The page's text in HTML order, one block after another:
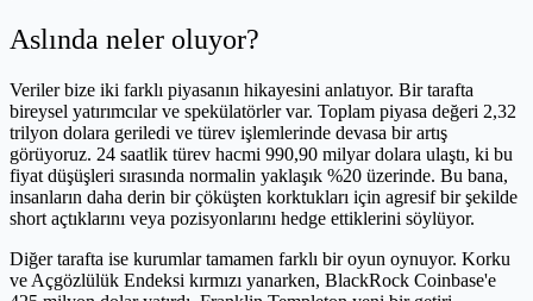
Aslında neler oluyor?
Veriler bize iki farklı piyasanın hikayesini anlatıyor. Bir tarafta
bireysel yatırımcılar ve spekülatörler var. Toplam piyasa değeri 2,32
trilyon dolara geriledi ve türev işlemlerinde devasa bir artış
görüyoruz. 24 saatlik türev hacmi 990,90 milyar dolara ulaştı, ki bu
fiyat düşüşleri sırasında normalin yaklaşık %20 üzerinde. Bu bana,
insanların daha derin bir çöküşten korktukları için agresif bir şekilde
short açtıklarını veya pozisyonlarını hedge ettiklerini söylüyor.
Diğer tarafta ise kurumlar tamamen farklı bir oyun oynuyor. Korku
ve Açgözlülük Endeksi kırmızı yanarken, BlackRock Coinbase'e